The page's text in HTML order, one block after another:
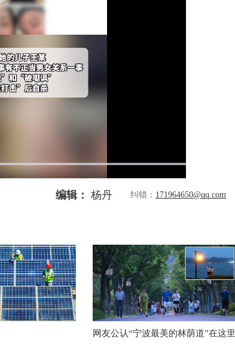
编辑： 杨丹 纠错： 171964650@qq.com
网友公认“宁波最美的林荫道”在这里